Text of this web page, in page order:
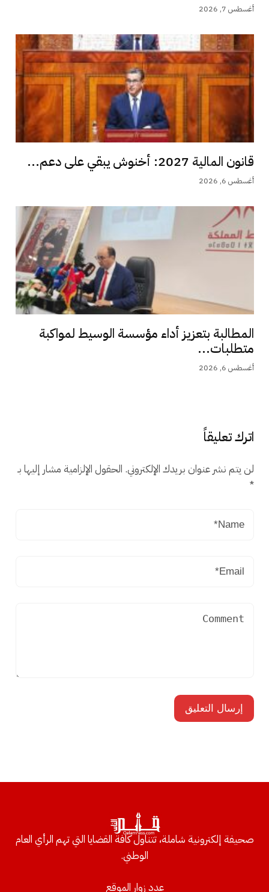
أغسطس 7, 2026
قانون المالية 2027: أخنوش يبقي على دعم...
أغسطس 6, 2026
المطالبة بتعزيز أداء مؤسسة الوسيط لمواكبة
متطلبات...
أغسطس 6, 2026
اترك تعليقاً
لن يتم نشر عنوان بريدك الإلكتروني. الحقول الإلزامية مشار إليها بـ
*
صحيفة إلكترونية شاملة، تتناول كافة القضايا التي تهم الرأي العام
الوطني.
عدد زوار الموقع